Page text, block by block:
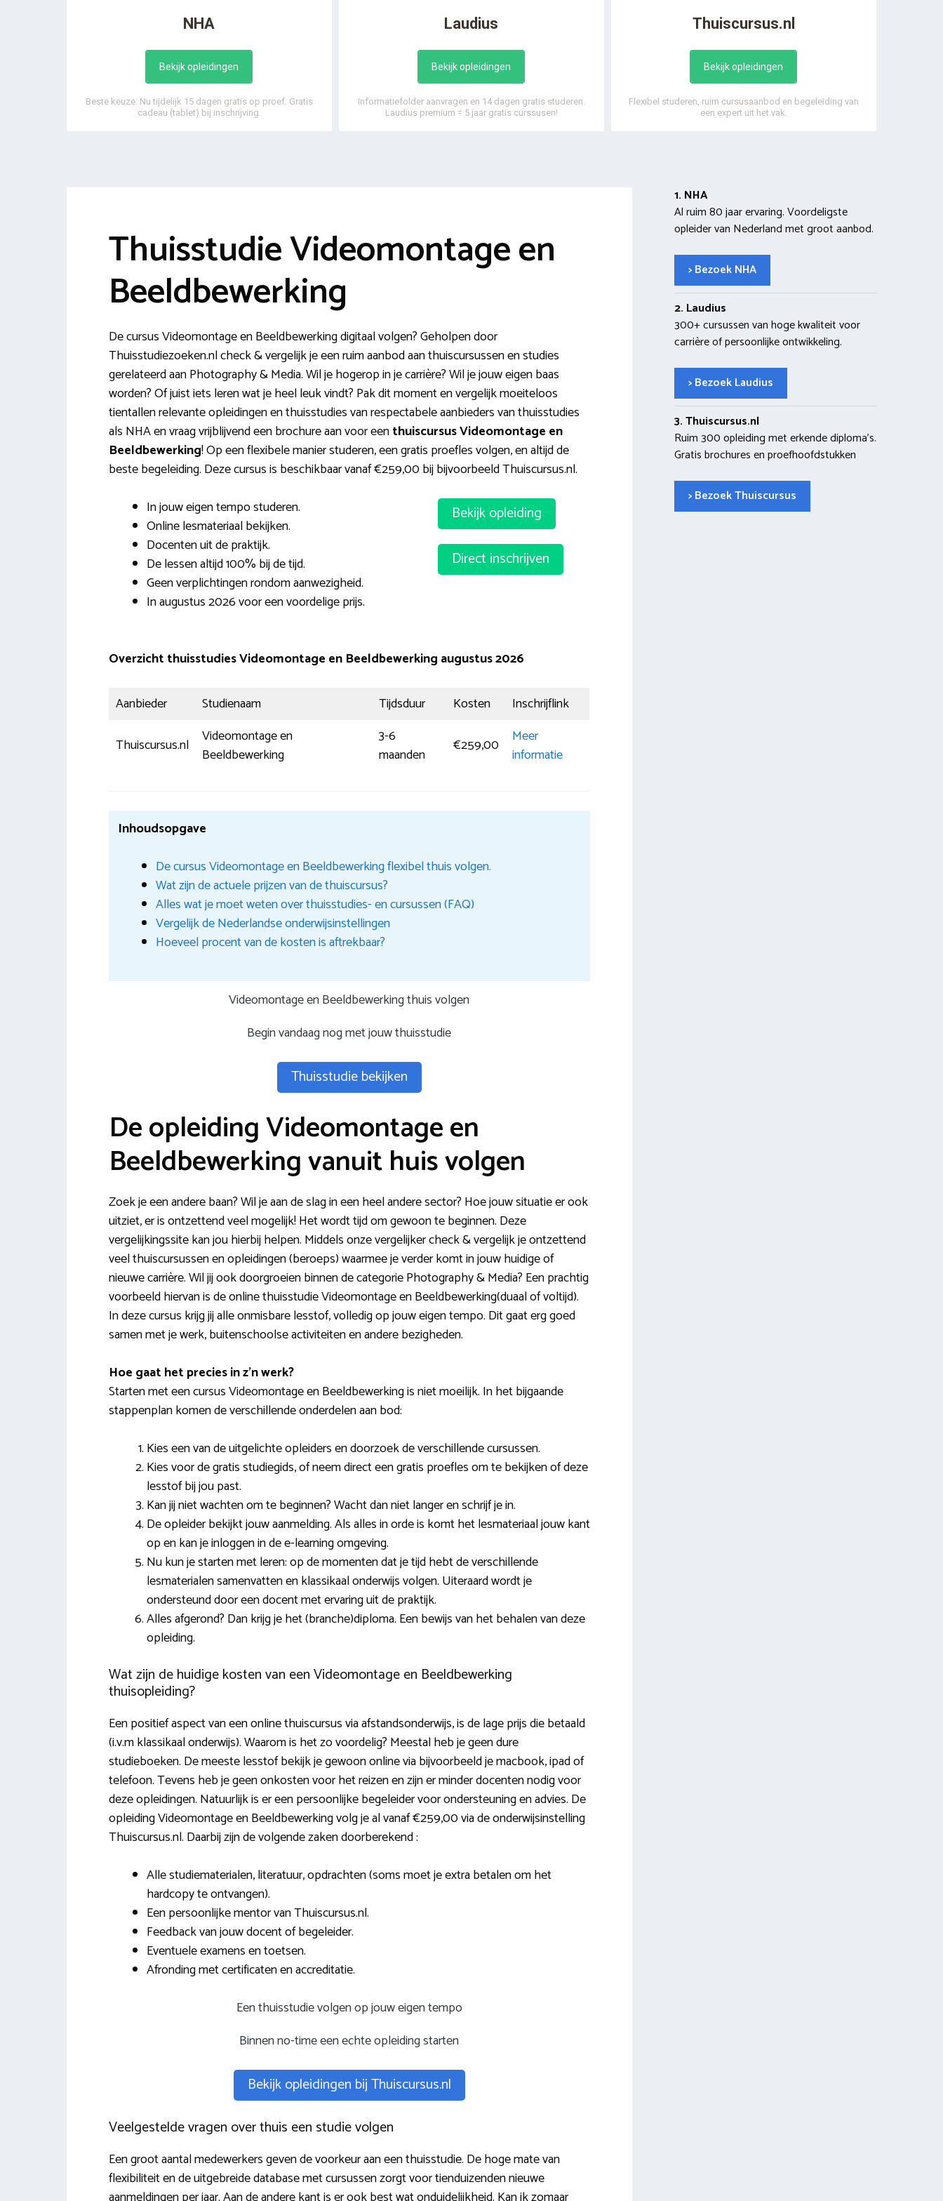
NHA
Bekijk opleidingen
Beste keuze: Nu tijdelijk 15 dagen gratis op proef. Gratis
cadeau (tablet) bij inschrijving.
Laudius
Bekijk opleidingen
Informatiefolder aanvragen en 14 dagen gratis studeren.
Laudius premium = 5 jaar gratis curssusen!
Thuiscursus.nl
Bekijk opleidingen
Flexibel studeren, ruim cursusaanbod en begeleiding van
een expert uit het vak.
Thuisstudie Videomontage en
Beeldbewerking
De cursus Videomontage en Beeldbewerking digitaal volgen? Geholpen door
Thuisstudiezoeken.nl check & vergelijk je een ruim aanbod aan thuiscursussen en studies
gerelateerd aan Photography & Media. Wil je hogerop in je carrière? Wil je jouw eigen baas
worden? Of juist iets leren wat je heel leuk vindt? Pak dit moment en vergelijk moeiteloos
tientallen relevante opleidingen en thuisstudies van respectabele aanbieders van thuisstudies
als NHA en vraag vrijblijvend een brochure aan voor eenthuiscursus Videomontage en
Beeldbewerking! Op een flexibele manier studeren, een gratis proefles volgen, en altijd de
beste begeleiding. Deze cursus is beschikbaar vanaf €259,00 bij bijvoorbeeld Thuiscursus.nl.
In jouw eigen tempo studeren.
Online lesmateriaal bekijken.
Docenten uit de praktijk.
De lessen altijd 100% bij de tijd.
Geen verplichtingen rondom aanwezigheid.
In augustus 2026 voor een voordelige prijs.
Bekijk opleiding
Direct inschrijven
Overzicht thuisstudies Videomontage en Beeldbewerking augustus 2026
Aanbieder Studienaam Tijdsduur Kosten
Inschrijflink
Thuiscursus.nl
Videomontage en
Beeldbewerking
3-6
maanden
€259,00
Meer
informatie
Inhoudsopgave
De cursus Videomontage en Beeldbewerking flexibel thuis volgen.
Wat zijn de actuele prijzen van de thuiscursus?
Alles wat je moet weten over thuisstudies- en cursussen (FAQ)
Vergelijk de Nederlandse onderwijsinstellingen
Hoeveel procent van de kosten is aftrekbaar?
Videomontage en Beeldbewerking thuis volgen
Begin vandaag nog met jouw thuisstudie
Thuisstudie bekijken
De opleiding Videomontage en
Beeldbewerking vanuit huis volgen
Zoek je een andere baan? Wil je aan de slag in een heel andere sector? Hoe jouw situatie er ook
uitziet, er is ontzettend veel mogelijk! Het wordt tijd om gewoon te beginnen. Deze
vergelijkingssite kan jou hierbij helpen. Middels onze vergelijker check & vergelijk je ontzettend
veel thuiscursussen en opleidingen (beroeps) waarmee je verder komt in jouw huidige of
nieuwe carrière. Wil jij ook doorgroeien binnen de categorie Photography & Media? Een prachtig
voorbeeld hiervan is de online thuisstudie Videomontage en Beeldbewerking(duaal of voltijd).
In deze cursus krijg jij alle onmisbare lesstof, volledig op jouw eigen tempo. Dit gaat erg goed
samen met je werk, buitenschoolse activiteiten en andere bezigheden.
Hoe gaat het precies in z’n werk?
Starten met een cursus Videomontage en Beeldbewerking is niet moeilijk. In het bijgaande
stappenplan komen de verschillende onderdelen aan bod:
Kies een van de uitgelichte opleiders en doorzoek de verschillende cursussen.
Kies voor de gratis studiegids, of neem direct een gratis proefles om te bekijken of deze
lesstof bij jou past.
Kan jij niet wachten om te beginnen? Wacht dan niet langer en schrijf je in.
De opleider bekijkt jouw aanmelding. Als alles in orde is komt het lesmateriaal jouw kant
op en kan je inloggen in de e-learning omgeving.
Nu kun je starten met leren: op de momenten dat je tijd hebt de verschillende
lesmaterialen samenvatten en klassikaal onderwijs volgen. Uiteraard wordt je
ondersteund door een docent met ervaring uit de praktijk.
Alles afgerond? Dan krijg je het (branche)diploma. Een bewijs van het behalen van deze
opleiding.
Wat zijn de huidige kosten van een Videomontage en Beeldbewerking
thuisopleiding?
Een positief aspect van een online thuiscursus via afstandsonderwijs, is de lage prijs die betaald
(i.v.m klassikaal onderwijs). Waarom is het zo voordelig? Meestal heb je geen dure
studieboeken. De meeste lesstof bekijk je gewoon online via bijvoorbeeld je macbook, ipad of
telefoon. Tevens heb je geen onkosten voor het reizen en zijn er minder docenten nodig voor
deze opleidingen. Natuurlijk is er een persoonlijke begeleider voor ondersteuning en advies. De
opleiding Videomontage en Beeldbewerking volg je al vanaf €259,00 via de onderwijsinstelling
Thuiscursus.nl. Daarbij zijn de volgende zaken doorberekend :
Alle studiematerialen, literatuur, opdrachten (soms moet je extra betalen om het
hardcopy te ontvangen).
Een persoonlijke mentor van Thuiscursus.nl.
Feedback van jouw docent of begeleider.
Eventuele examens en toetsen.
Afronding met certificaten en accreditatie.
Een thuisstudie volgen op jouw eigen tempo
Binnen no-time een echte opleiding starten
Bekijk opleidingen bij Thuiscursus.nl
Veelgestelde vragen over thuis een studie volgen
Een groot aantal medewerkers geven de voorkeur aan een thuisstudie. De hoge mate van
flexibiliteit en de uitgebreide database met cursussen zorgt voor tienduizenden nieuwe
1. NHA
Al ruim 80 jaar ervaring. Voordeligste
opleider van Nederland met groot aanbod.
> Bezoek NHA
2. Laudius
300+ cursussen van hoge kwaliteit voor
carrière of persoonlijke ontwikkeling.
> Bezoek Laudius
3. Thuiscursus.nl
Ruim 300 opleiding met erkende diploma’s.
Gratis brochures en proefhoofdstukken
> Bezoek Thuiscursus